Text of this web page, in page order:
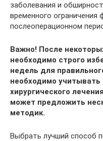
заболевания и
временного ограничения
послеоперационном
Важно! После
необходимо строго
недель для
необходимо
хирургического
может предложить
методик.
Выбрать лучший способ